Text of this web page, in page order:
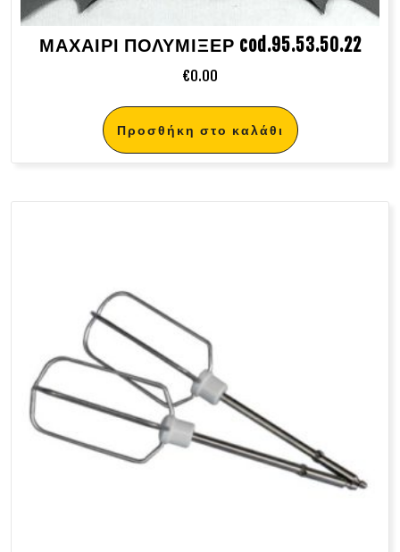
ΜΑΧΑΙΡΙ ΠΟΛΥΜΙΞΕΡ cod.95.53.50.22
€0.00
Προσθήκη στο καλάθι